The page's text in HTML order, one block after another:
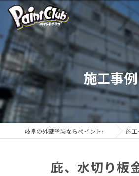
施工事例
岐阜の外壁塗装ならペイントクラブ 施工事例
庇、水切り板